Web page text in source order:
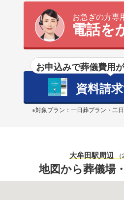
お急ぎの方専
電話を
お申込みで葬儀費用が
資料請
※対象プラン：一日葬プラン・二
大牟田駅周辺
地図から葬儀場